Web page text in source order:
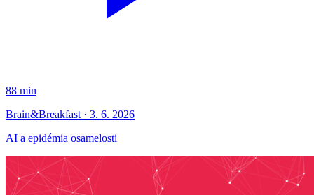
88 min
Brain&Breakfast · 3. 6. 2026
AI a epidémia osamelosti